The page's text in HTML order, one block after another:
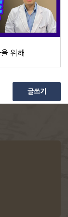
위해
글쓰기